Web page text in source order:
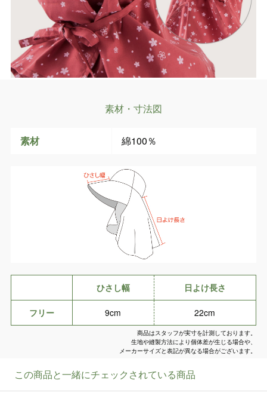
素材・寸法図
素材 綿100％
ひさし幅 日よけ長さ
フリー 9cm 22cm
商品はスタッフが実寸を計測しております。
生地や縫製方法により個体差が生じる場合や、
メーカーサイズと表記が異なる場合がございます。